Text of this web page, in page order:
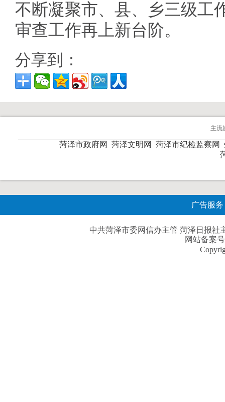
不断凝聚市、县、乡三级工
审查工作再上新台阶。
分享到：
主流
菏泽市政府网 菏泽文明网 菏泽市纪检监察网
广告服务
中共菏泽市委网信办主管 菏泽日报社
网站备案